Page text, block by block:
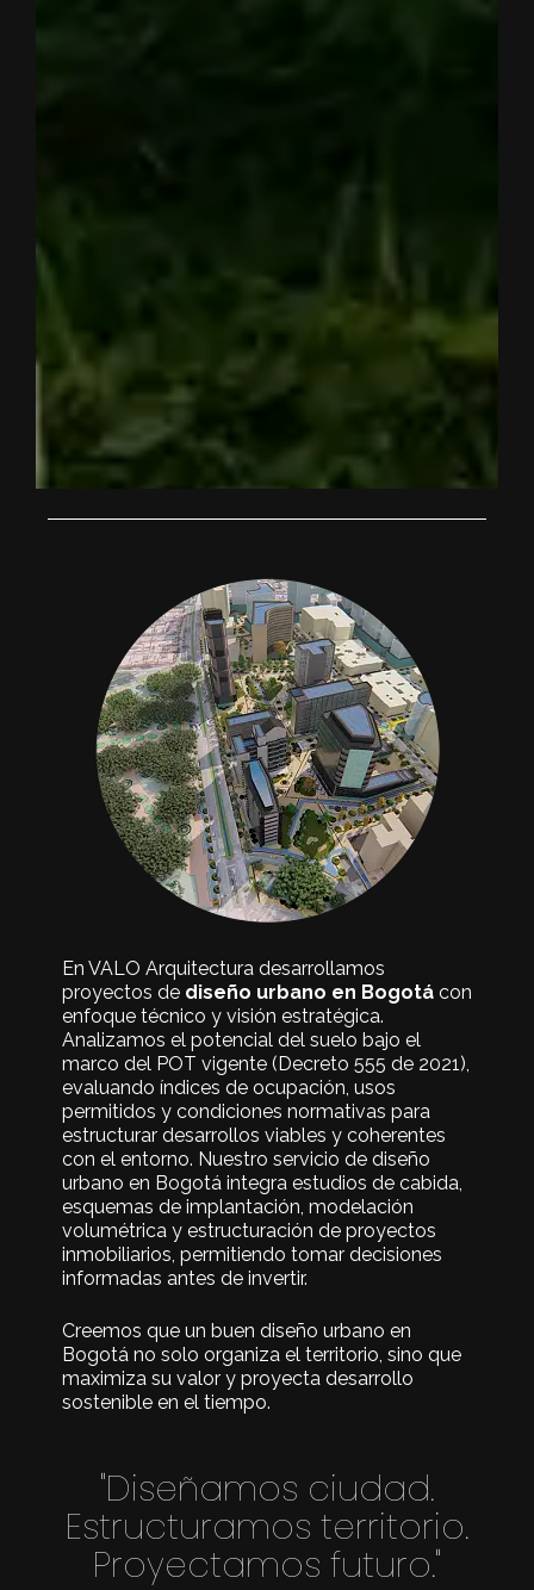
En VALO Arquitectura desarrollamos
proyectos de diseño urbano en Bogotá con
enfoque técnico y visión estratégica.
Analizamos el potencial del suelo bajo el
marco del POT vigente (Decreto 555 de 2021),
evaluando índices de ocupación, usos
permitidos y condiciones normativas para
estructurar desarrollos viables y coherentes
con el entorno. Nuestro servicio de diseño
urbano en Bogotá integra estudios de cabida,
esquemas de implantación, modelación
volumétrica y estructuración de proyectos
inmobiliarios, permitiendo tomar decisiones
informadas antes de invertir.
Creemos que un buen diseño urbano en
Bogotá no solo organiza el territorio, sino que
maximiza su valor y proyecta desarrollo
sostenible en el tiempo.
"Diseñamos ciudad.
Estructuramos territorio.
Proyectamos futuro."